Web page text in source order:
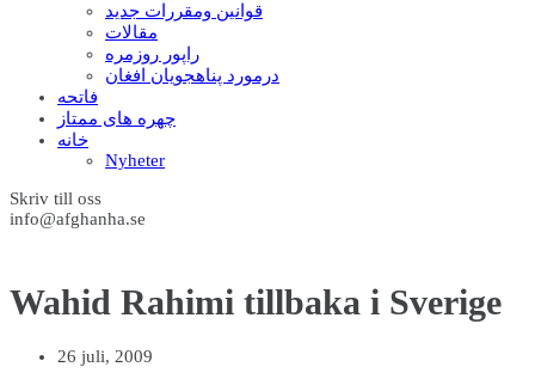
قوانين ومقررات جديد
مقالات
راپور روزمره
درمورد پناهجويان افغان
فاتحه
چهره های ممتاز
خانه
Nyheter
Skriv till oss
info@afghanha.se
Wahid Rahimi tillbaka i Sverige
26 juli, 2009